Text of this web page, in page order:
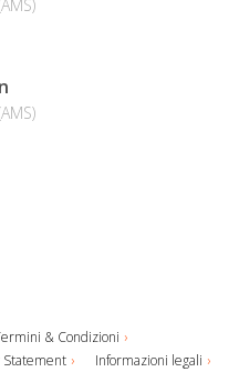
& Condizioni
Statement Informazioni legali